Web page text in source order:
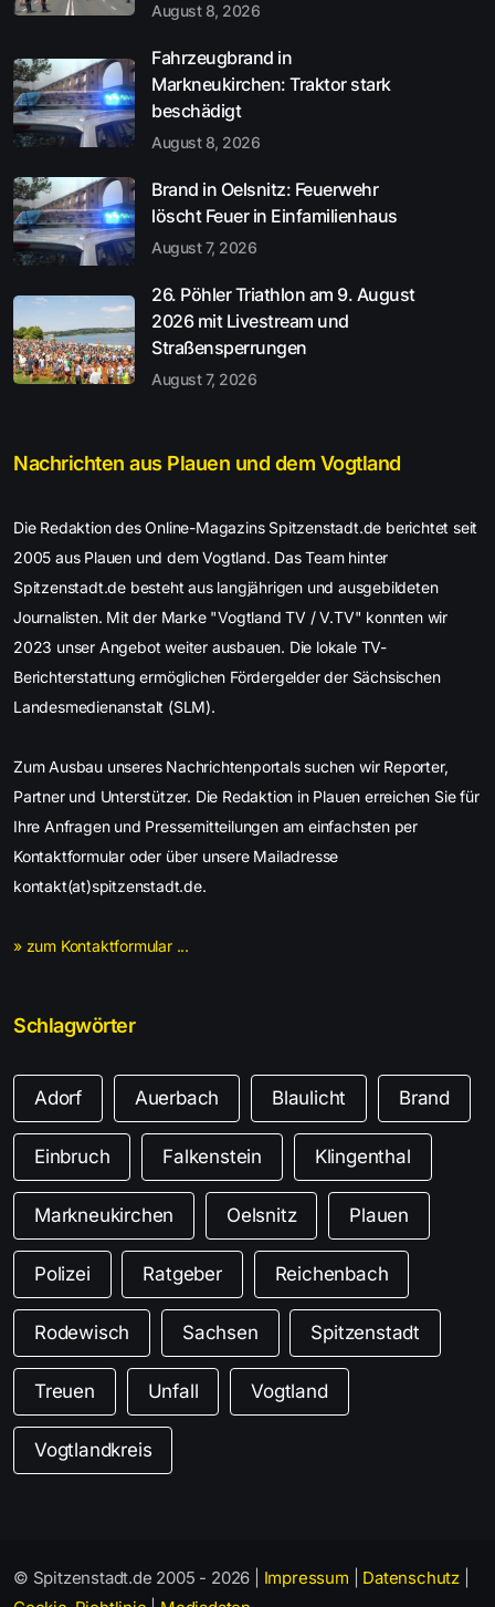
August 8, 2026
Fahrzeugbrand in
Markneukirchen: Traktor stark
beschädigt
August 8, 2026
Brand in Oelsnitz: Feuerwehr
löscht Feuer in Einfamilienhaus
August 7, 2026
26. Pöhler Triathlon am 9. August
2026 mit Livestream und
Straßensperrungen
August 7, 2026
Nachrichten aus Plauen und dem Vogtland
Die Redaktion des Online-Magazins Spitzenstadt.de berichtet seit
2005 aus Plauen und dem Vogtland. Das Team hinter
Spitzenstadt.de besteht aus langjährigen und ausgebildeten
Journalisten. Mit der Marke "Vogtland TV / V.TV" konnten wir
2023 unser Angebot weiter ausbauen. Die lokale TV-
Berichterstattung ermöglichen Fördergelder der Sächsischen
Landesmedienanstalt (SLM).
Zum Ausbau unseres Nachrichtenportals suchen wir Reporter,
Partner und Unterstützer. Die Redaktion in Plauen erreichen Sie für
Ihre Anfragen und Pressemitteilungen am einfachsten per
Kontaktformular oder über unsere Mailadresse
kontakt(at)spitzenstadt.de.
» zum Kontaktformular ...
Schlagwörter
Adorf Auerbach Blaulicht Brand
Einbruch Falkenstein Klingenthal
Markneukirchen Oelsnitz Plauen
Polizei Ratgeber Reichenbach
Rodewisch Sachsen Spitzenstadt
Treuen Unfall Vogtland
Vogtlandkreis
© Spitzenstadt.de 2005 - 2026 | Impressum Datenschutz